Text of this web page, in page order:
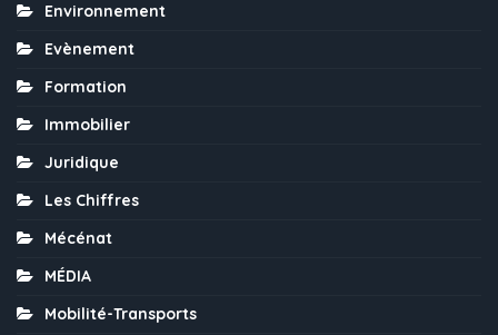
Environnement
Evènement
Formation
Immobilier
Juridique
Les Chiffres
Mécénat
MÉDIA
Mobilité-Transports